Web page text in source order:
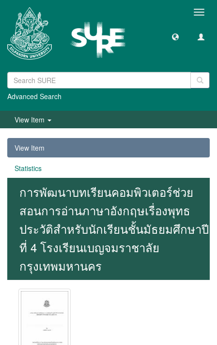
Advanced Search
View Item
View Item
Statistics
การพัฒนาบทเรียนคอมพิวเตอร์ช่วย
สอนการอ่านภาษาอังกฤษเรื่องพุทธ
ประวัติสำหรับนักเรียนชั้นมัธยมศึกษาปี
ที่ 4 โรงเรียนเบญจมราชาลัย
กรุงเทพมหานคร